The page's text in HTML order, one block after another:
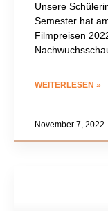
Unsere
Semester hat
Filmpreisen
WEITERLESEN »
November 7, 2022